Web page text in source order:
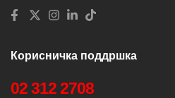
Корисничка поддршка
02 312 2708